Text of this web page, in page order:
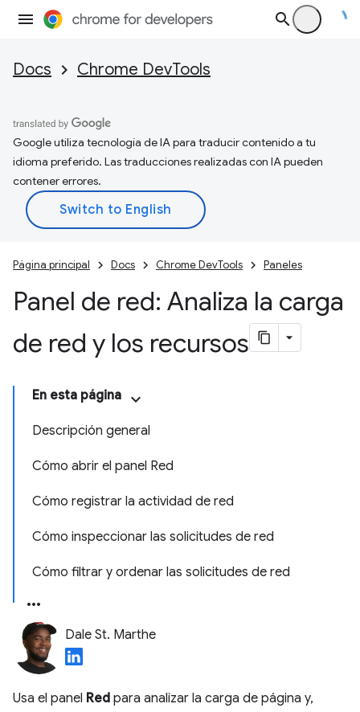
Docs Chrome DevTools
Google utiliza tecnología de IA para traducir contenido a tu
idioma preferido. Las traducciones realizadas con IA pueden
contener errores.
Página principal Docs Chrome DevTools Paneles
Panel de red: Analiza la carga
de red y los recursos
En esta página
Descripción general
Cómo abrir el panel Red
Cómo registrar la actividad de red
Cómo inspeccionar las solicitudes de red
Cómo filtrar y ordenar las solicitudes de red
Dale St. Marthe
Usa el panel Red para analizar la carga de página y,